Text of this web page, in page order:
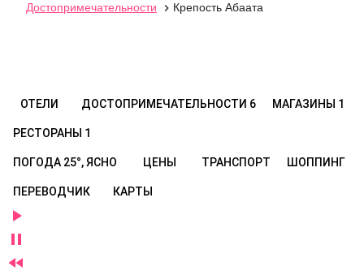
Достопримечательности
 Крепость Абаата
ОТЕЛИ ДОСТОПРИМЕЧАТЕЛЬНОСТИ 6 МАГАЗИНЫ 1
РЕСТОРАНЫ 1
ПОГОДА 25°, ЯСНО ЦЕНЫ ТРАНСПОРТ ШОППИНГ
ПЕРЕВОДЧИК КАРТЫ


